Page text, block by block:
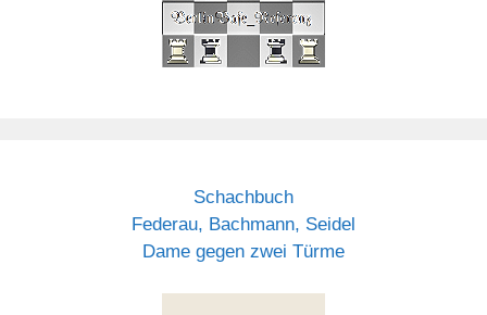
Schachbuch
Federau, Bachmann, Seidel
Dame gegen zwei Türme